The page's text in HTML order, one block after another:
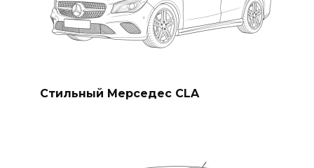
Стильный Мерседес CLA